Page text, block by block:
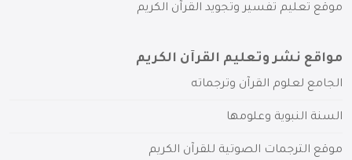
موقع تعليم تفسير وتجويد القرآن الكريم
مواقع نشر وتعليم القرآن الكريم
الجامع لعلوم القرآن وترجماته
السنة النبوية وعلومها
موقع الترجمات الصوتية للقرآن الكريم